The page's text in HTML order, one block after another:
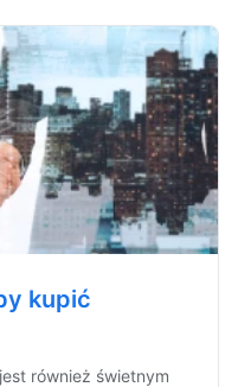
kupić
również świetnym